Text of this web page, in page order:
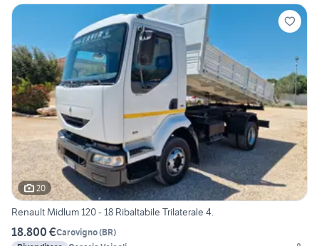
20
Renault Midlum 120 - 18 Ribaltabile Trilaterale 4.
18.800 €Carovigno(BR)